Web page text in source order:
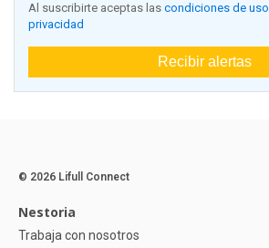
Al suscribirte aceptas las condiciones de uso
privacidad
Recibir alertas
© 2026 Lifull Connect
Nestoria
Trabaja con nosotros